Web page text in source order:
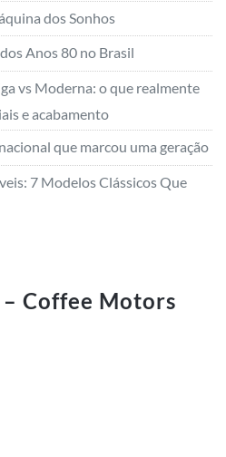
dos Sonhos
Anos 80 no Brasil
vs Moderna: o que realmente
e acabamento
que marcou uma geração
7 Modelos Clássicos Que
Coffee Motors